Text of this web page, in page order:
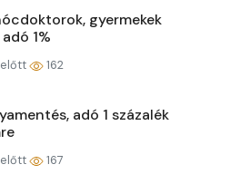
gyermekek
1%
162
adó 1 százalék
167